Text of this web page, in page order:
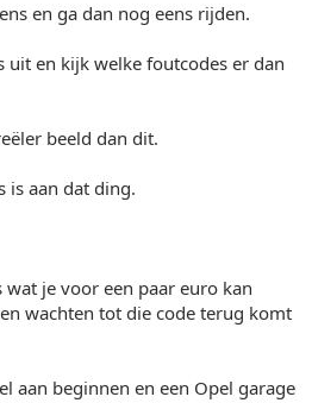
en ga dan nog eens rijden.
uit en kijk welke foutcodes er dan
beeld dan dit.
is aan dat ding.
je voor een paar euro kan
wachten tot die code terug komt
aan beginnen en een Opel garage